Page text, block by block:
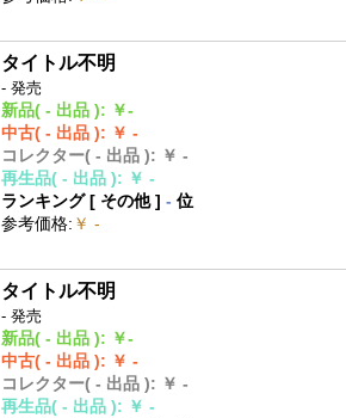
タイトル不明
- 発売
新品( - 出品 ): ￥-
中古( - 出品 ): ￥ -
コレクター( - 出品 ): ￥ -
再生品( - 出品 ): ￥ -
ランキング [ その他]- 位
参考価格: ￥ -
タイトル不明
- 発売
新品( - 出品 ): ￥-
中古( - 出品 ): ￥ -
コレクター( - 出品 ): ￥ -
再生品( - 出品 ): ￥ -